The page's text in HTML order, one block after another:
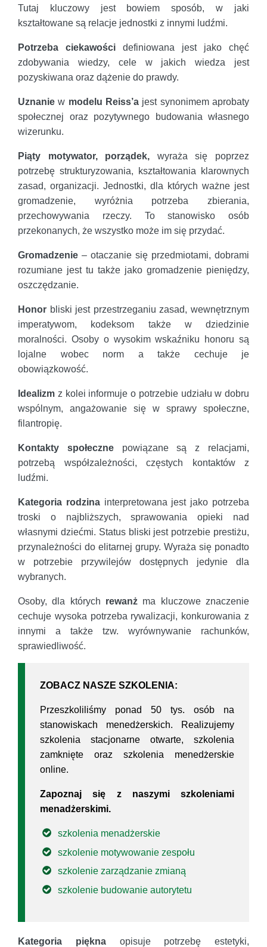
Tutaj kluczowy jest bowiem sposób, w jaki
kształtowane są relacje jednostki z innymi ludźmi.
Potrzeba ciekawości definiowana jest jako chęć
zdobywania wiedzy, cele w jakich wiedza jest
pozyskiwana oraz dążenie do prawdy.
Uznanie w modelu Reiss’a jest synonimem aprobaty
społecznej oraz pozytywnego budowania własnego
wizerunku.
Piąty motywator, porządek, wyraża się poprzez
potrzebę strukturyzowania, kształtowania klarownych
zasad, organizacji. Jednostki, dla których ważne jest
gromadzenie, wyróżnia potrzeba zbierania,
przechowywania rzeczy. To stanowisko osób
przekonanych, że wszystko może im się przydać.
Gromadzenie – otaczanie się przedmiotami, dobrami
rozumiane jest tu także jako gromadzenie pieniędzy,
oszczędzanie.
Honor bliski jest przestrzeganiu zasad, wewnętrznym
imperatywom, kodeksom także w dziedzinie
moralności. Osoby o wysokim wskaźniku honoru są
lojalne wobec norm a także cechuje je
obowiązkowość.
Idealizm z kolei informuje o potrzebie udziału w dobru
wspólnym, angażowanie się w sprawy społeczne,
filantropię.
Kontakty społecznepowiązane są z relacjami,
potrzebą współzależności, częstych kontaktów z
ludźmi.
Kategoria rodzinainterpretowana jest jako potrzeba
troski o najbliższych, sprawowania opieki nad
własnymi dziećmi. Status bliski jest potrzebie prestiżu,
przynależności do elitarnej grupy. Wyraża się ponadto
w potrzebie przywilejów dostępnych jedynie dla
wybranych.
Osoby, dla których rewanż ma kluczowe znaczenie
cechuje wysoka potrzeba rywalizacji, konkurowania z
innymi a także tzw. wyrównywanie rachunków,
sprawiedliwość.
ZOBACZ NASZE SZKOLENIA:
Przeszkoliliśmy ponad 50 tys. osób na
stanowiskach menedżerskich. Realizujemy
szkolenia stacjonarne otwarte, szkolenia
zamknięte oraz szkolenia menedżerskie
online.
Zapoznaj się z naszymi szkoleniami
menadżerskimi.
szkolenia menadżerskie
szkolenie motywowanie zespołu
szkolenie zarządzanie zmianą
szkolenie budowanie autorytetu
Kategoria pięknaopisuje potrzebę estetyki,